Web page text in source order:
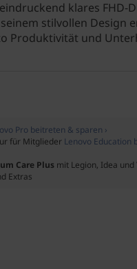
klares FHD-
stilvollen Design
Produktivität und
Pro beitreten & sparen ›
für Mitglieder Lenovo Education
Care Plus mit Legion, Idea und
Extras